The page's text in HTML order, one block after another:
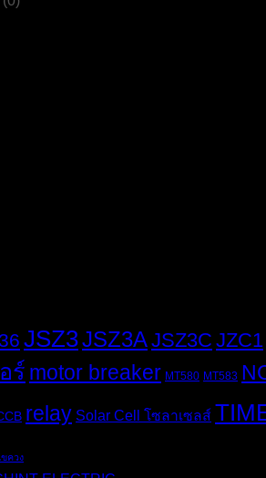
JSZ3JSZ3AJSZ3C JZC1
ร์ motor breaker MT580 MT583
relay Solar Cell โซลาเซลส์
ขควง